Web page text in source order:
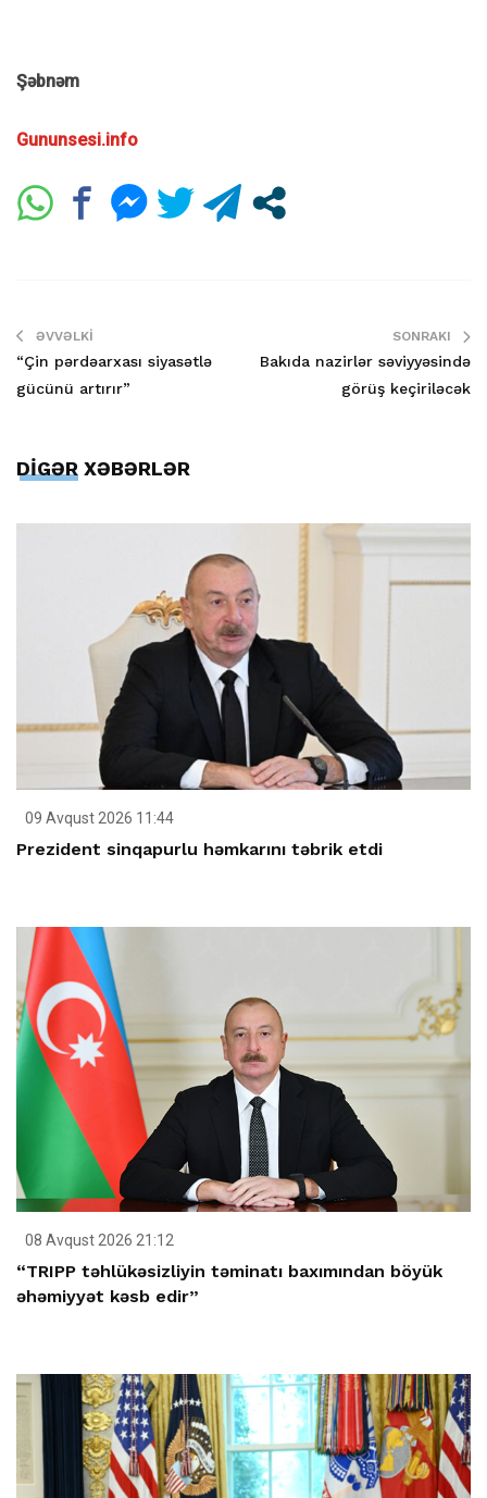
Şəbnəm
Gununsesi.info
ƏVVƏLKI
“Çin pərdəarxası siyasətlə
gücünü artırır”
SONRAKI
Bakıda nazirlər səviyyəsində
görüş keçiriləcək
DİGƏR XƏBƏRLƏR
09 Avqust 2026 11:44
Prezident sinqapurlu həmkarını təbrik etdi
08 Avqust 2026 21:12
“TRIPP təhlükəsizliyin təminatı baxımından böyük
əhəmiyyət kəsb edir”